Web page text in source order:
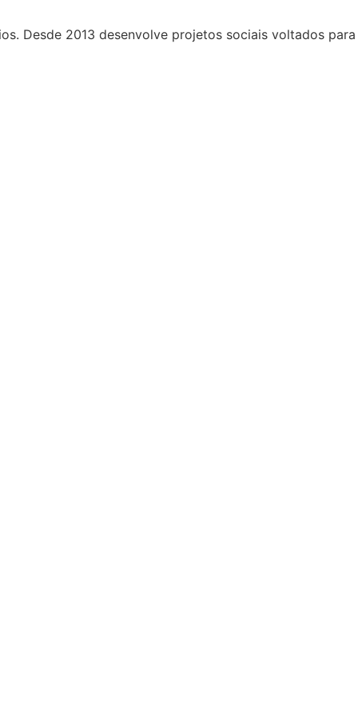
Desde 2013 desenvolve projetos sociais voltados para